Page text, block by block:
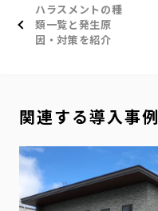
ハラスメントの種
類一覧と発生原
因・対策を紹介
関連する導入事例